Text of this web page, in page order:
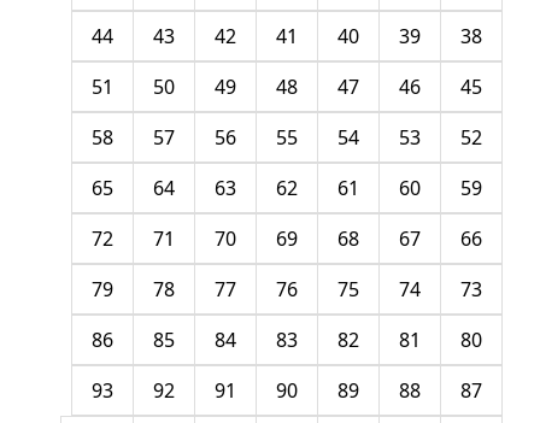
38
39
40
41
42
43
44
45
46
47
48
49
50
51
52
53
54
55
56
57
58
59
60
61
62
63
64
65
66
67
68
69
70
71
72
73
74
75
76
77
78
79
80
81
82
83
84
85
86
87
88
89
90
91
92
93